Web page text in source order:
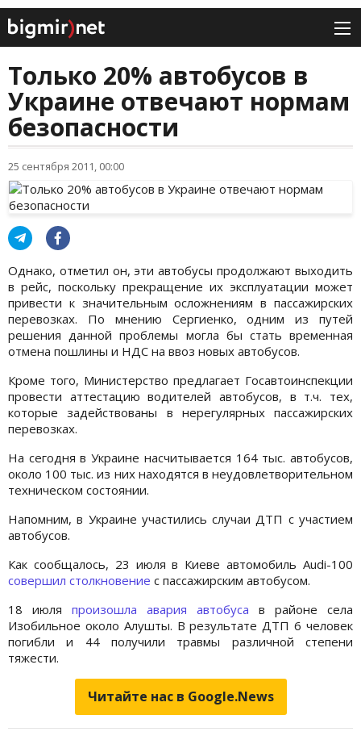
Только 20% автобусов в
Украине отвечают нормам
безопасности
25 сентября 2011, 00:00
Однако, отметил он, эти автобусы продолжают выходить
в рейс, поскольку прекращение их эксплуатации может
привести к значительным осложнениям в пассажирских
перевозках. По мнению Сергиенко, одним из путей
решения данной проблемы могла бы стать временная
отмена пошлины и НДС на ввоз новых автобусов.
Кроме того, Министерство предлагает Госавтоинспекции
провести аттестацию водителей автобусов, в т.ч. тех,
которые задействованы в нерегулярных пассажирских
перевозках.
На сегодня в Украине насчитывается 164 тыс. автобусов,
около 100 тыс. из них находятся в неудовлетворительном
техническом состоянии.
Напомним, в Украине участились случаи ДТП с участием
автобусов.
Как сообщалось, 23 июля в Киеве автомобиль Audi-100
совершил столкновение с пассажирским автобусом.
18 июля произошла авария автобуса в районе села
Изобильное около Алушты. В результате ДТП 6 человек
погибли и 44 получили травмы различной степени
тяжести.
Читайте нас в Google.News